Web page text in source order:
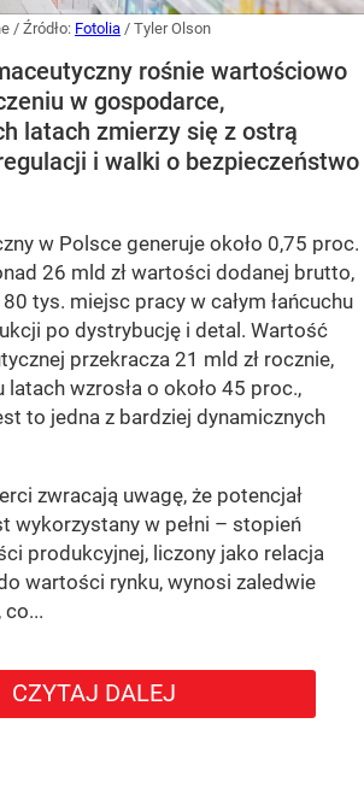
/ Źródło: Fotolia / Tyler Olson
rośnie wartościowo
w gospodarce,
latach zmierzy się z ostrą
i walki o bezpieczeństwo
w Polsce generuje około 0,75 proc.
26 mld zł wartości dodanej brutto,
tys. miejsc pracy w całym łańcuchu
po dystrybucję i detal. Wartość
przekracza 21 mld zł rocznie,
wzrosła o około 45 proc.,
to jedna z bardziej dynamicznych
zwracają uwagę, że potencjał
wykorzystany w pełni – stopień
produkcyjnej, liczony jako relacja
wartości rynku, wynosi zaledwie
co...
CZYTAJ DALEJ